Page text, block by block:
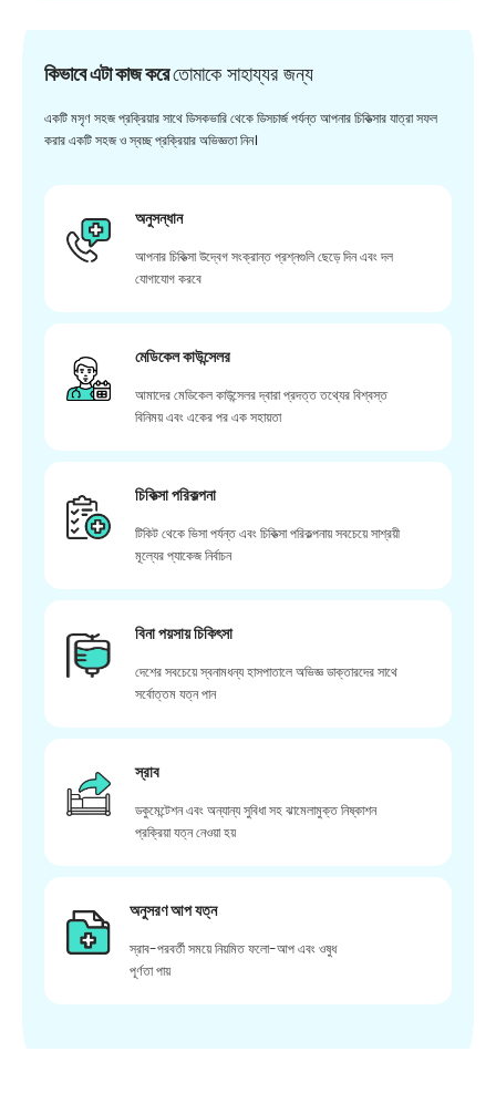
কিভাবে এটা কাজ করেতোমাকে সাহায্যর জন্য
একটি মসৃণ সহজ প্রক্রিয়ার সাথে ডিসকভারি থেকে ডিসচার্জ পর্যন্ত আপনার চিকিত্সার যাত্রা সফল
করার একটি সহজ ও স্বচ্ছ প্রক্রিয়ার অভিজ্ঞতা নিন।
অনুসন্ধান
আপনার চিকিত্সা উদ্বেগ সংক্রান্ত প্রশ্নগুলি ছেড়ে দিন এবং দল
যোগাযোগ করবে
মেডিকেল কাউন্সেলর
আমাদের মেডিকেল কাউন্সেলর দ্বারা প্রদত্ত তথ্যের বিশ্বস্ত
বিনিময় এবং একের পর এক সহায়তা
চিকিত্সা পরিকল্পনা
টিকিট থেকে ভিসা পর্যন্ত এবং চিকিত্সা পরিকল্পনায় সবচেয়ে সাশ্রয়ী
মূল্যের প্যাকেজ নির্বাচন
বিনা পয়সায় চিকিৎসা
দেশের সবচেয়ে স্বনামধন্য হাসপাতালে অভিজ্ঞ ডাক্তারদের সাথে
সর্বোত্তম যত্ন পান
স্রাব
ডকুমেন্টেশন এবং অন্যান্য সুবিধা সহ ঝামেলামুক্ত নিষ্কাশন
প্রক্রিয়া যত্ন নেওয়া হয়
অনুসরণ আপ যত্ন
স্রাব-পরবর্তী সময়ে নিয়মিত ফলো-আপ এবং ওষুধ
পূর্ণতা পায়